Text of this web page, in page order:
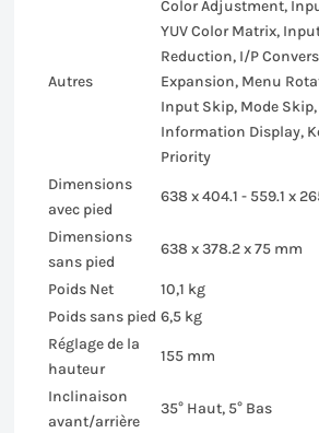
Autres
Color Adjustment,
YUV Color Matrix,
Reduction, I/P
Expansion, Menu
Input Skip, Mode
Information Display,
Priority
Dimensions
avec pied
638 x 404.1 - 559.1 x
Dimensions
sans pied
638 x 378.2 x 75 mm
Poids Net
10,1 kg
Poids sans pied 6,5 kg
Réglage de la
hauteur
155 mm
Inclinaison
avant/arrière
35° Haut, 5° Bas